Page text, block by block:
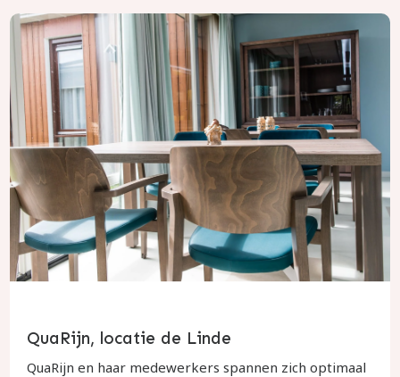
QuaRijn, locatie de Linde
QuaRijn en haar medewerkers spannen zich optimaal